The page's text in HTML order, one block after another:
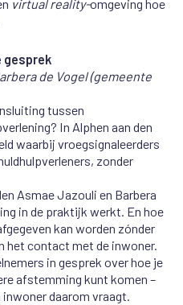
virtual reality-omgeving hoe
gesprek
de Vogel (gemeente
tussen
In Alphen aan den
waarbij vroegsignaleerders
zonder
Asmae Jazouli en Barbera
in de praktijk werkt. En hoe
kan worden zónder
het contact met de inwoner.
in gesprek over hoe je
afstemming kunt komen –
daarom vraagt.